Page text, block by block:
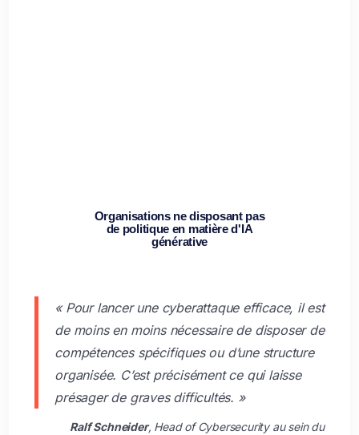
Organisations ne disposant pas
de politique en matière d'IA
générative
« Pour lancer une cyberattaque efficace, il est
de moins en moins nécessaire de disposer de
compétences spécifiques ou d’une structure
organisée. C’est précisément ce qui laisse
présager de graves difficultés. »
Ralf Schneider, Head of Cybersecurity au sein du